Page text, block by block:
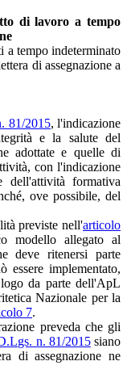
di lavoro a tempo
a tempo indeterminato
di assegnazione a
81/2015, l'indicazione
e la salute del
adottate e quelle di
con l'indicazione
dell'attività formativa
ove possibile, del
previste nell'articolo
modello allegato al
deve ritenersi parte
implementato,
da parte dell'ApL
Nazionale per la
7.
preveda che gli
n. 81/2015siano
di assegnazione ne